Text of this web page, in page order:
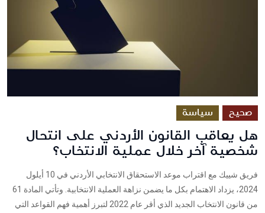
صحيح سياسة
هل يعاقب القانون الأردني على انتحال
شخصية آخر خلال عملية الانتخاب؟
فريق شييك مع اقتراب موعد الاستحقاق الانتخابي الأردني في 10 أيلول
2024، يزداد الاهتمام بكل ما يضمن نزاهة العملية الانتخابية. وتأتي المادة 61
من قانون الانتخاب الجديد الذي أقر عام 2022 لتبرز أهمية فهم القواعد التي